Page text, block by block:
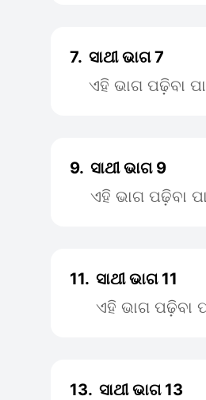
7. ସାଥୀ ଭାଗ 7
ଏହି ଭାଗ ପଢ଼ିବା
9. ସାଥୀ ଭାଗ 9
ଏହି ଭାଗ ପଢ଼ିବା
11. ସାଥୀ ଭାଗ 11
ଏହି ଭାଗ ପଢ଼ିବା
13. ସାଥୀ ଭାଗ 13